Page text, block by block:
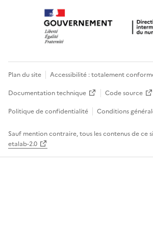
Plan du site Accessibilité : totalement
Documentation technique
Code source
Politique de confidentialité
Conditions
Sauf mention contraire, tous les contenus de ce
etalab-2.0